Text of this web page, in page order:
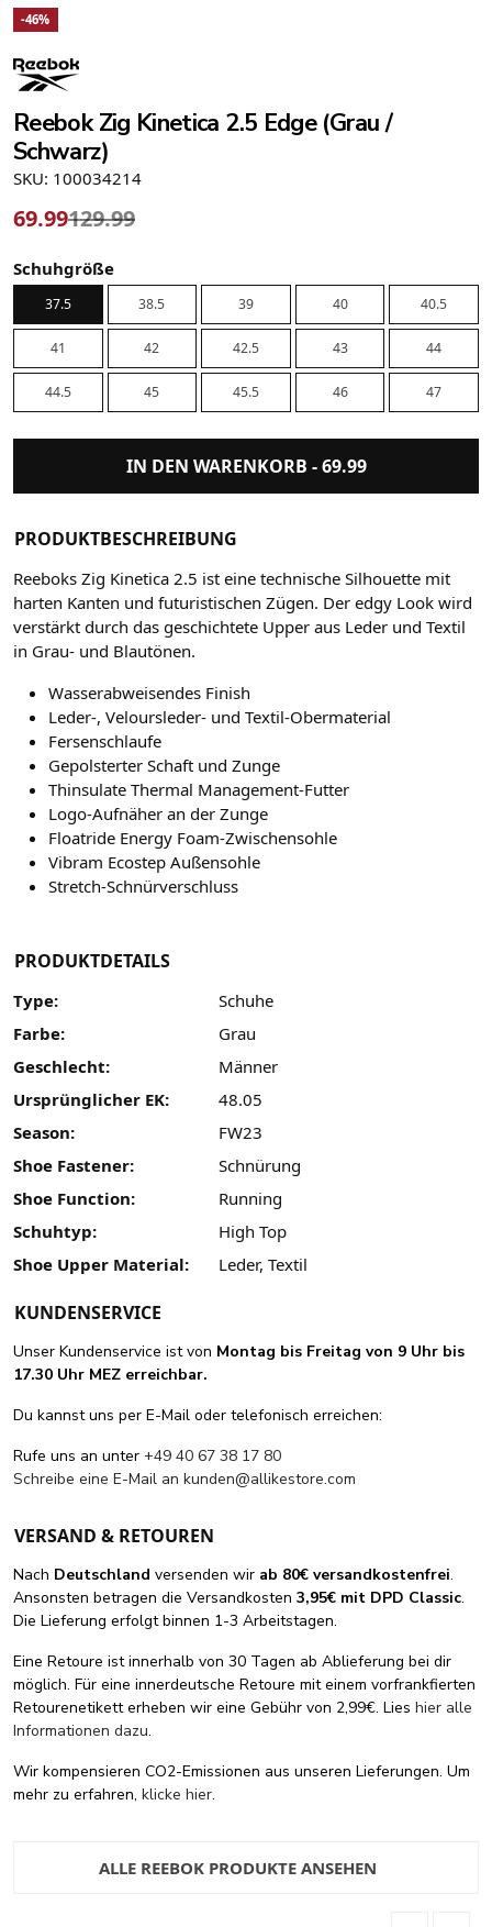
-46%
Reebok Zig Kinetica 2.5 Edge (Grau /
Schwarz)
SKU: 100034214
69.99129.99
Schuhgröße
37.5 38.5 39 40 40.5
41 42 42.5 43 44
44.5 45 45.5 46 47
IN DEN WARENKORB -69.99
PRODUKTBESCHREIBUNG
Reeboks Zig Kinetica 2.5 ist eine technische Silhouette mit
harten Kanten und futuristischen Zügen. Der edgy Look wird
verstärkt durch das geschichtete Upper aus Leder und Textil
in Grau- und Blautönen.
Wasserabweisendes Finish
Leder-, Veloursleder- und Textil-Obermaterial
Fersenschlaufe
Gepolsterter Schaft und Zunge
Thinsulate Thermal Management-Futter
Logo-Aufnäher an der Zunge
Floatride Energy Foam-Zwischensohle
Vibram Ecostep Außensohle
Stretch-Schnürverschluss
PRODUKTDETAILS
Type:
Schuhe
Farbe:
Grau
Geschlecht:
Männer
Ursprünglicher EK:
48.05
Season:
FW23
Shoe Fastener:
Schnürung
Shoe Function:
Running
Schuhtyp:
High Top
Shoe Upper Material:
Leder, Textil
KUNDENSERVICE
Unser Kundenservice ist von Montag bis Freitag von 9 Uhr bis
17.30 Uhr MEZ erreichbar.
Du kannst uns per E-Mail oder telefonisch erreichen:
Rufe uns an unter +49 40 67 38 17 80
Schreibe eine E-Mail an kunden@allikestore.com
VERSAND & RETOUREN
Nach Deutschland versenden wir ab 80€ versandkostenfrei.
Ansonsten betragen die Versandkosten 3,95€ mit DPD Classic.
Die Lieferung erfolgt binnen 1-3 Arbeitstagen.
Eine Retoure ist innerhalb von 30 Tagen ab Ablieferung bei dir
möglich. Für eine innerdeutsche Retoure mit einem vorfrankfierten
Retourenetikett erheben wir eine Gebühr von 2,99€. Lies hier alle
Informationen dazu.
Wir kompensieren CO2-Emissionen aus unseren Lieferungen. Um
mehr zu erfahren, klicke hier.
ALLE REEBOK PRODUKTE ANSEHEN